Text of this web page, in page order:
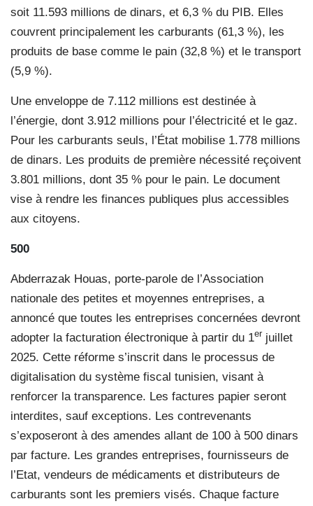
soit 11.593 millions de dinars, et 6,3 % du PIB. Elles
couvrent principalement les carburants (61,3 %), les
produits de base comme le pain (32,8 %) et le transport
(5,9 %).
Une enveloppe de 7.112 millions est destinée à
l’énergie, dont 3.912 millions pour l’électricité et le gaz.
Pour les carburants seuls, l’État mobilise 1.778 millions
de dinars. Les produits de première nécessité reçoivent
3.801 millions, dont 35 % pour le pain. Le document
vise à rendre les finances publiques plus accessibles
aux citoyens.
500
Abderrazak Houas, porte-parole de l’Association
nationale des petites et moyennes entreprises, a
annoncé que toutes les entreprises concernées devront
adopter la facturation électronique à partir du 1er juillet
2025. Cette réforme s’inscrit dans le processus de
digitalisation du système fiscal tunisien, visant à
renforcer la transparence. Les factures papier seront
interdites, sauf exceptions. Les contrevenants
s’exposeront à des amendes allant de 100 à 500 dinars
par facture. Les grandes entreprises, fournisseurs de
l’Etat, vendeurs de médicaments et distributeurs de
carburants sont les premiers visés. Chaque facture